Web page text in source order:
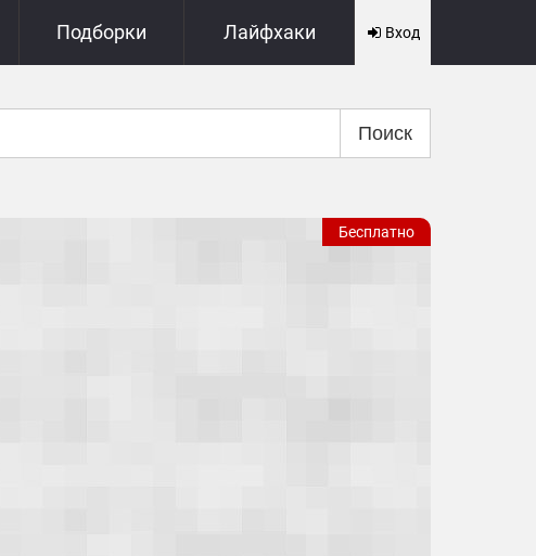
Подборки Лайфхаки Вход
Поиск
Бесплатно